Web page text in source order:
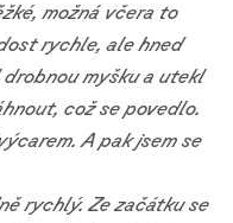
možná včera to
rychle, ale hned
myšku a utekl
což se povedlo.
A pak jsem se
rychlý. Ze začátku se